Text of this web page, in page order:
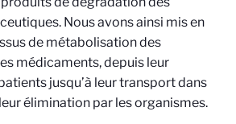
Nous avons ainsi mis en
de métabolisation des
médicaments, depuis leur
jusqu’à leur transport dans
élimination par les organismes.